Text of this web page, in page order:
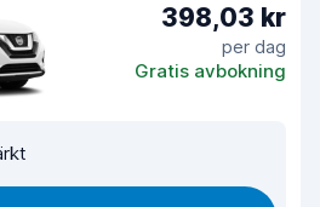
398,03 kr
per dag
Gratis avbokning